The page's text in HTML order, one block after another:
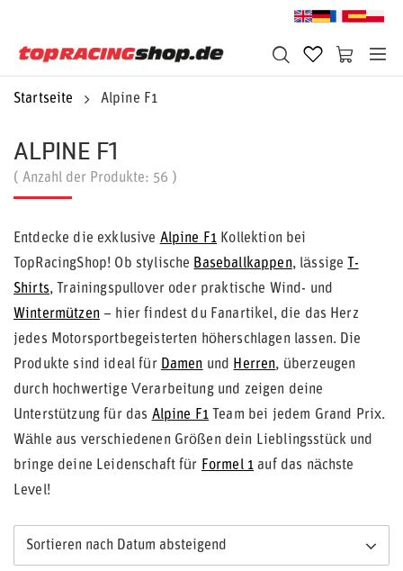
Startseite Alpine F1
ALPINE F1
( Anzahl der Produkte: 56 )
Entdecke die exklusive Alpine F1 Kollektion bei
TopRacingShop! Ob stylische Baseballkappen, lässige T-
Shirts, Trainingspullover oder praktische Wind- und
Wintermützen – hier findest du Fanartikel, die das Herz
jedes Motorsportbegeisterten höherschlagen lassen. Die
Produkte sind ideal für Damen und Herren, überzeugen
durch hochwertige Verarbeitung und zeigen deine
Unterstützung für das Alpine F1Team bei jedem Grand Prix.
Wähle aus verschiedenen Größen dein Lieblingsstück und
bringe deine Leidenschaft für Formel 1 auf das nächste
Level!
Sortieren nach Datum absteigend